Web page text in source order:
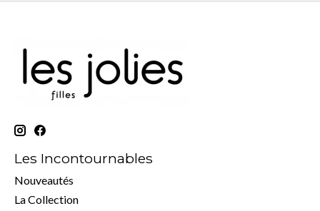
Les Incontournables
Nouveautés
La Collection